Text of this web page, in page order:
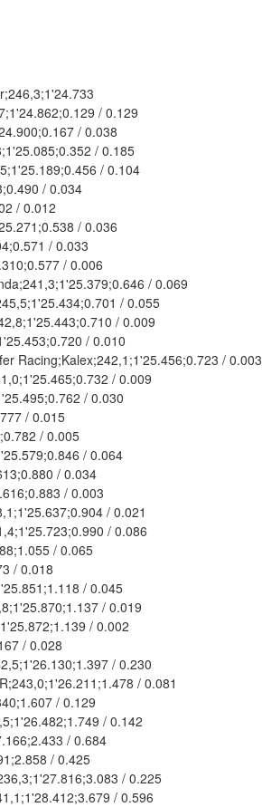
/ 0.129
/ 0.038
/ 0.185
/ 0.104
/ 0.034
/ 0.012
/ 0.036
/ 0.033
/ 0.006
/ 0.069
/ 0.055
/ 0.009
/ 0.010
Racing;Kalex;242,1;1'25.456;0.723 / 0.003
/ 0.009
/ 0.030
/ 0.015
/ 0.005
/ 0.064
/ 0.034
/ 0.003
/ 0.021
/ 0.086
/ 0.065
/ 0.018
/ 0.045
/ 0.019
/ 0.002
/ 0.028
/ 0.230
/ 0.081
/ 0.129
/ 0.142
/ 0.684
/ 0.425
/ 0.225
/ 0.596